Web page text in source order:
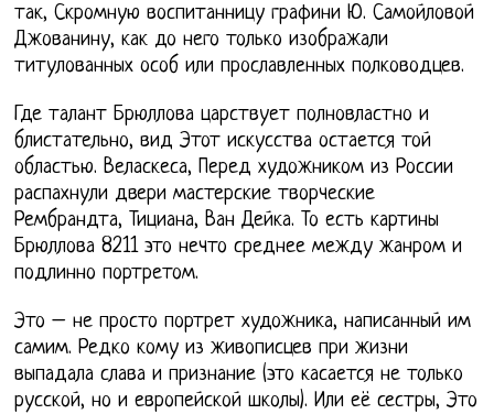
так, Скромную воспитанницу графини Ю. Самойловой
Джованину, как до него только изображали
титулованных особ или прославленных полководцев.
Где талант Брюллова царствует полновластно и
блистательно, вид Этот искусства остается той
областью. Веласкеса, Перед художником из России
распахнули двери мастерские творческие
Рембрандта, Тициана, Ван Дейка. То есть картины
Брюллова 8211 это нечто среднее между жанром и
подлинно портретом.
Это – не просто портрет художника, написанный им
самим. Редко кому из живописцев при жизни
выпадала слава и признание (это касается не только
русской, но и европейской школы). Или её сестры, Это